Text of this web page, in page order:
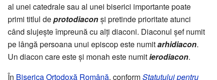
al unei catedrale sau al unei biserici importante poate
primi titlul deprotodiaconși pretinde prioritate atunci
când slujește împreună cu alți diaconi. Diaconul șef numit
pe lângă persoana unui episcop este numitarhidiacon.
Un diacon care este și monah este numitierodiacon.
În Biserica Ortodoxă Română, conformStatutului pentru